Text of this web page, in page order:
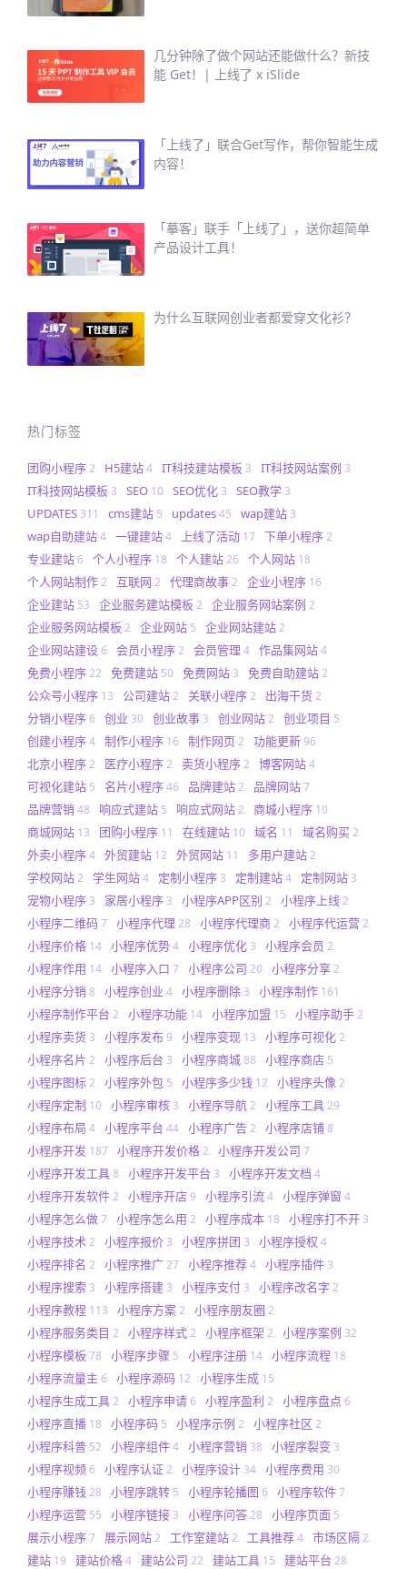
几分钟除了做个网站还能做什么？新技
能 Get！| 上线了 x iSlide
「上线了」联合Get写作，帮你智能生成
内容！
「摹客」联手「上线了」，送你超简单
产品设计工具！
为什么互联网创业者都爱穿文化衫？
热门标签
团购小程序2 H5建站4 IT科技建站模板 3 IT科技网站案例 3
IT科技网站模板 3 SEO 10 SEO优化 3 SEO教学 3
UPDATES 311 cms建站 5 updates45 wap建站 3
wap自助建站4 一键建站4 上线了活动 17 下单小程序2
专业建站6 个人小程序 18 个人建站26 个人网站 18
个人网站制作2 互联网 2 代理商故事2 企业小程序 16
企业建站 53 企业服务建站模板 2 企业服务网站案例 2
企业服务网站模板 2 企业网站 5 企业网站建站2
企业网站建设6 会员小程序2 会员管理 4 作品集网站4
免费小程序22 免费建站 50 免费网站 3 免费自助建站2
公众号小程序 13 公司建站2 关联小程序2 出海干货2
分销小程序6 创业 30 创业故事 3 创业网站2 创业项目 5
创建小程序4 制作小程序 16 制作网页 2 功能更新96
北京小程序2 医疗小程序2 卖货小程序2 博客网站4
可视化建站 5 名片小程序46 品牌建站2 品牌网站7
品牌营销 48 响应式建站 5 响应式网站2 商城小程序 10
商城网站 13 团购小程序 11 在线建站 10 域名 11 域名购买2
外卖小程序4 外贸建站 12 外贸网站 11 多用户建站2
学校网站2 学生网站4 定制小程序 3 定制建站4 定制网站 3
宠物小程序 3 家居小程序 3 小程序APP区别 2 小程序上线 2
小程序二维码7 小程序代理 28 小程序代理商2 小程序代运营2
小程序价格 14 小程序优势4 小程序优化 3 小程序会员 2
小程序作用 14 小程序入口 7 小程序公司 20 小程序分享2
小程序分销 8 小程序创业 4 小程序删除 3 小程序制作 161
小程序制作平台 2 小程序功能 14 小程序加盟 15 小程序助手2
小程序卖货 3 小程序发布9 小程序变现 13 小程序可视化2
小程序名片 2 小程序后台 3 小程序商城88 小程序商店 5
小程序图标2 小程序外包 5 小程序多少钱 12 小程序头像 2
小程序定制 10 小程序审核 3 小程序导航2 小程序工具29
小程序布局 4 小程序平台 44 小程序广告2 小程序店铺8
小程序开发 187 小程序开发价格2 小程序开发公司 7
小程序开发工具8 小程序开发平台 3 小程序开发文档 4
小程序开发软件2 小程序开店9 小程序引流4 小程序弹窗 4
小程序怎么做7 小程序怎么用 2 小程序成本 18 小程序打不开 3
小程序技术 2 小程序报价 3 小程序拼团 3 小程序授权 4
小程序排名 2 小程序推广27 小程序推荐4 小程序插件 3
小程序搜索 3 小程序搭建 3 小程序支付 3 小程序改名字 2
小程序教程 113 小程序方案2 小程序朋友圈 2
小程序服务类目 2 小程序样式2 小程序框架 2 小程序案例 32
小程序模板 78 小程序步骤 5 小程序注册 14 小程序流程 18
小程序流量主 6 小程序源码 12 小程序生成 15
小程序生成工具2 小程序申请6 小程序盈利 2 小程序盘点 6
小程序直播 18 小程序码 5 小程序示例 2 小程序社区 2
小程序科普 52 小程序组件4 小程序营销 38 小程序裂变 3
小程序视频6 小程序认证2 小程序设计 34 小程序费用 30
小程序赚钱28 小程序跳转 5 小程序轮播图 6 小程序软件7
小程序运营 55 小程序链接 3 小程序问答28 小程序页面 5
展示小程序7 展示网站2 工作室建站2 工具推荐4 市场区隔2
建站 19 建站价格4 建站公司 22 建站工具 15 建站平台 28